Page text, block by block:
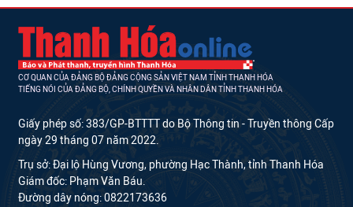
CƠ QUAN CỦA ĐẢNG BỘ ĐẢNG CỘNG SẢN VIỆT NAM TỈNH THANH HÓA
TIẾNG NÓI CỦA ĐẢNG BỘ, CHÍNH QUYỀN VÀ NHÂN DÂN TỈNH THANH HÓA
Giấy phép số: 383/GP-BTTTT do Bộ Thông tin - Truyền thông Cấp
ngày 29 tháng 07 năm 2022.
Trụ sở: Đại lộ Hùng Vương, phường Hạc Thành, tỉnh Thanh Hóa
Giám đốc: Phạm Văn Báu.
Đường dây nóng: 0822173636